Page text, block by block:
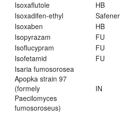
Isoxaflutole
HB
Isoxadifen-ethyl
Safener
Isoxaben
HB
Isopyrazam
FU
Isoflucypram
FU
Isofetamid
FU
Isaria fumosorosea
Apopka strain 97
(formely
Paecilomyces
fumosoroseus)
IN